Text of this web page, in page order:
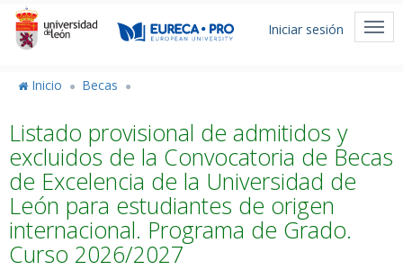
Pasar
contenido
Menú
usuario
Iniciar sesión
Inicio Becas
Listado provisional de admitidos y
excluidos de la Convocatoria de Becas
de Excelencia de la Universidad de
León para estudiantes de origen
internacional. Programa de Grado.
Curso 2026/2027